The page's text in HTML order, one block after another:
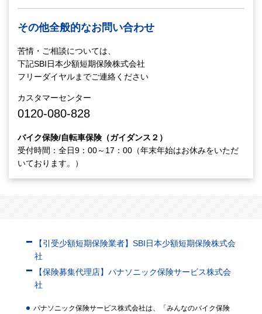
その他全般的なお問い合わせ
苦情・ご相談については、
下記SBI日本少額短期保険株式会社
フリーダイヤルまでご連絡ください
カスタマーセンター
0120-080-828
バイク保険/自転車保険（ガイダンス２）
受付時間：全日9：00～17：00（年末年始はお休みをいただ
いております。）
【引受少額短期保険業者】SBI日本少額短期保険株式会
社
【保険募集代理店】パナソニック保険サービス株式会
社
パナソニック保険サービス株式会社は、「みんなのバイク保険